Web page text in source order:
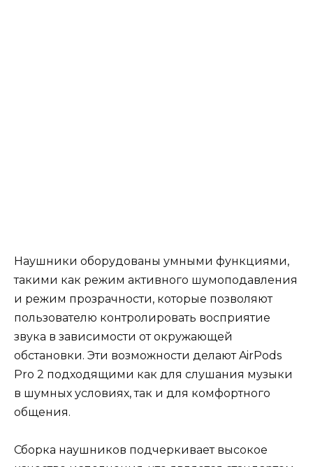
Наушники оборудованы умными функциями,
такими как режим активного шумоподавления
и режим прозрачности, которые позволяют
пользователю контролировать восприятие
звука в зависимости от окружающей
обстановки. Эти возможности делают AirPods
Pro 2 подходящими как для слушания музыки
в шумных условиях, так и для комфортного
общения.
Сборка наушников подчеркивает высокое